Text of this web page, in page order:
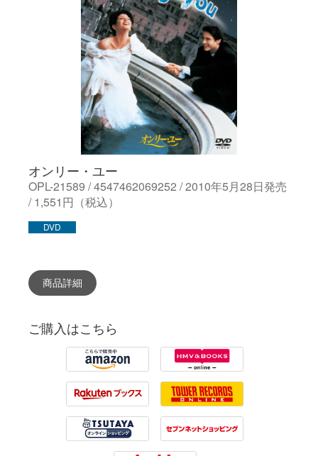
オンリー・ユー
OPL-21589 / 4547462069252 / 2010年5月28日発売
/ 1,551円（税込）
DVD
商品詳細
ご購入はこちら
Amazon HMV
Rakuten Tower Records
Tsutaya 7net